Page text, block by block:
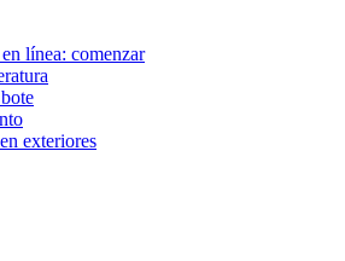
línea: comenzar
exteriores